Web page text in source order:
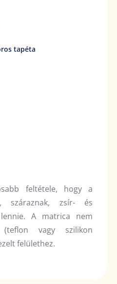
tapéta
feltétele, hogy a
száraznak, zsír- és
A matrica nem
vagy szilikon
felülethez.